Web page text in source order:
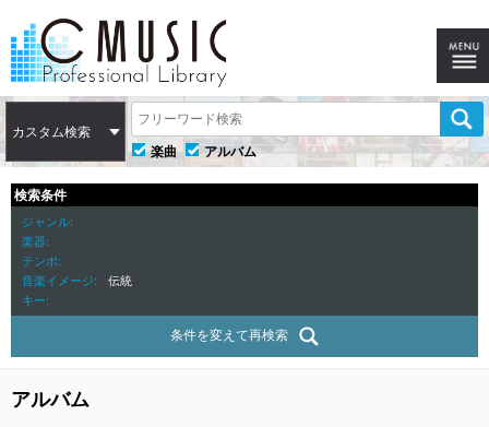
カスタム検索
楽曲
アルバム
検索条件
ジャンル
楽器
テンポ
音楽イメージ
伝統
キー
条件を変えて再検索
アルバム